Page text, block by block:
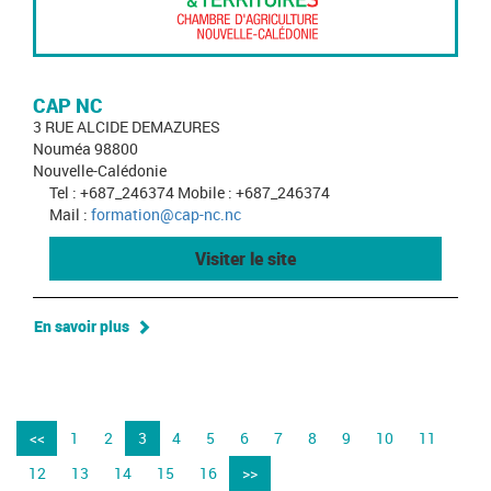
CAP NC
3 RUE ALCIDE DEMAZURES
Nouméa 98800
Nouvelle-Calédonie
Tel : +687_246374 Mobile : +687_246374
Mail : formation@cap-nc.nc
Visiter le site
En savoir plus
<< 1 2 3 4 5 6 7 8 9 10
11
12
13 14 15 16 >>